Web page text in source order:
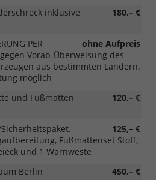
180,– €
inklusive
ohne Aufpreis
PER
Vorab-Überweisung des
aus bestimmten Ländern.
möglich
120,– €
und Fußmatten
125,– €
Fußmattenset Stoff,
und 1 Warnweste
450,– €
Berlin